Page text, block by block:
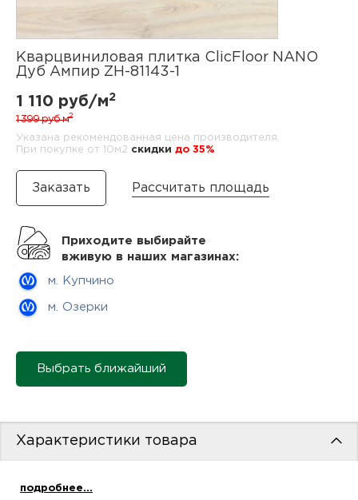
Кварцвиниловая плитка ClicFloor NANO
Дуб Ампир ZH-81143-1
1 110 руб/м2
1 399 рубм2
Указана рекомендованная цена производителя.
При покупке от 10м2 cкидки до 35%
Рассчитать площадь
Приходите выбирайте
вживую в наших магазинах:
м. Купчино
м. Озерки
Выбрать ближайший
Характеристики товара
подробнее...